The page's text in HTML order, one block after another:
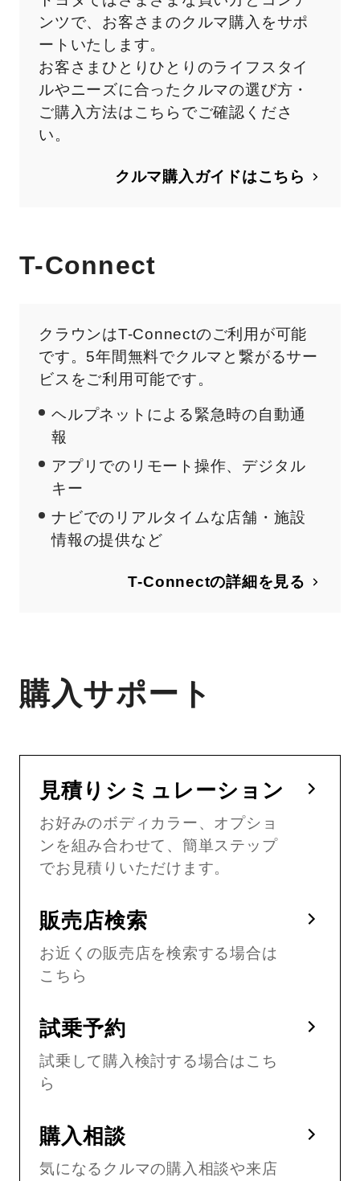
ンツで、お客さまのクルマ購入をサポ
ートいたします。
お客さまひとりひとりのライフスタイ
ルやニーズに合ったクルマの選び方・
ご購入方法はこちらでご確認くださ
い。
クルマ購入ガイドはこちら
T-Connect
クラウンはT-Connectのご利用が可能
です。5年間無料でクルマと繋がるサー
ビスをご利用可能です。
ヘルプネットによる緊急時の自動通
報
アプリでのリモート操作、デジタル
キー
ナビでのリアルタイムな店舗・施設
情報の提供など
T-Connectの詳細を見る
購入サポート
見積りシミュレーション
お好みのボディカラー、オプショ
ンを組み合わせて、簡単ステップ
でお見積りいただけます。
販売店検索
お近くの販売店を検索する場合は
こちら
試乗予約
試乗して購入検討する場合はこち
ら
購入相談
気になるクルマの購入相談や来店